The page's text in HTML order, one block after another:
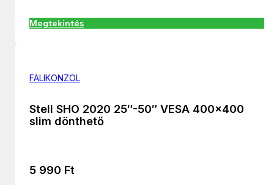
Megtekintés
FALIKONZOL
Stell SHO 2020 25″-50″ VESA 400×400
slim dönthető
5 990 Ft